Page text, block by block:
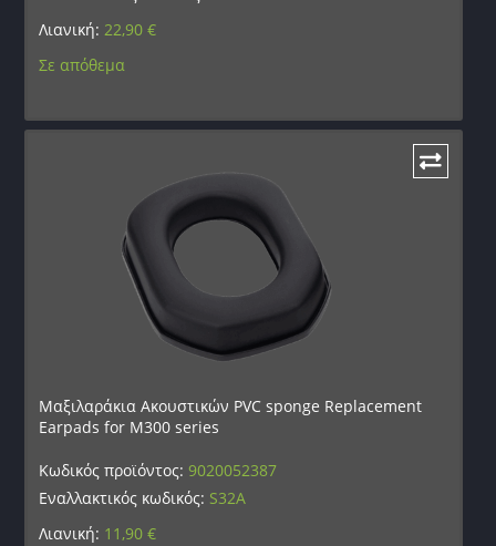
Λιανική: 22,90€
Σε απόθεμα
Μαξιλαράκια Ακουστικών PVC sponge Replacement
Earpads for M300 series
Κωδικός προϊόντος:9020052387
Εναλλακτικός κωδικός: S32A
Λιανική: 11,90€